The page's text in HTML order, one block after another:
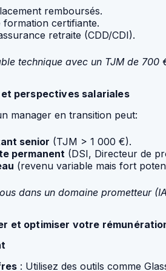
remboursés.
formation certifiante.
retraite (CDD/CDI).
technique avec un TJM de
perspectives salariales
manager en transition peut:
senior (TJM > 1 000 €).
permanent (DSI, Directeur de
(revenu variable mais fort
dans un domaine prometteur
et optimiser votre
: Utilisez des outils comme